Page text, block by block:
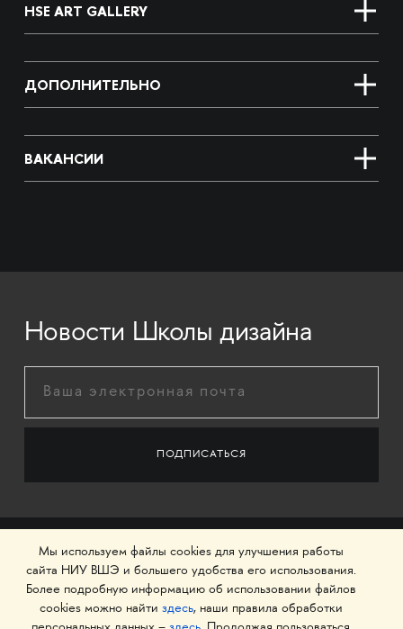
HSE ART GALLERY
ДОПОЛНИТЕЛЬНО
ВАКАНСИИ
Новости Школы дизайна
Мы используем файлы cookies для улучшения работы
сайта НИУ ВШЭ и большего удобства его использования.
Более подробную информацию об использовании файлов
cookies можно найти здесь, наши правила обработки